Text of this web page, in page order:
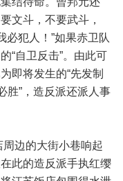
文斗，不要武斗，
必犯人！”如果赤卫队
“自卫反击”。由此可
即将发生的“先发制
胜”，造反派还派人事
边的大街小巷响起
此的造反派手执红缨